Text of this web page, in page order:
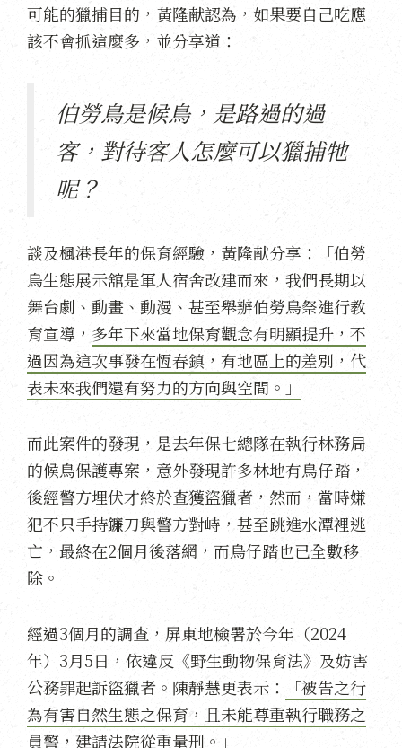
可能的獵捕目的，黃隆献認為，如果要自己吃應
該不會抓這麼多，並分享道：
伯勞鳥是候鳥，是路過的過
客，對待客人怎麼可以獵捕牠
呢？
談及楓港長年的保育經驗，黃隆献分享：「伯勞
鳥生態展示舘是軍人宿舍改建而來，我們長期以
舞台劇、動畫、動漫、甚至舉辦伯勞鳥祭進行教
育宣導， 多年下來當地保育觀念有明顯提升，不
過因為這次事發在恆春鎮，有地區上的差別，代
表未來我們還有努力的方向與空間。」
而此案件的發現，是去年保七總隊在執行林務局
的候鳥保護專案，意外發現許多林地有鳥仔踏，
後經警方埋伏才終於查獲盜獵者，然而，當時嫌
犯不只手持鐮刀與警方對峙，甚至跳進水潭裡逃
亡，最終在2個月後落網，而鳥仔踏也已全數移
除。
經過3個月的調查，屏東地檢署於今年（2024
年）3月5日，依違反《野生動物保育法》及妨害
公務罪起訴盜獵者。陳靜慧更表示：
「被告之行
為有害自然生態之保育，且未能尊重執行職務之
員警，建請法院從重量刑。」